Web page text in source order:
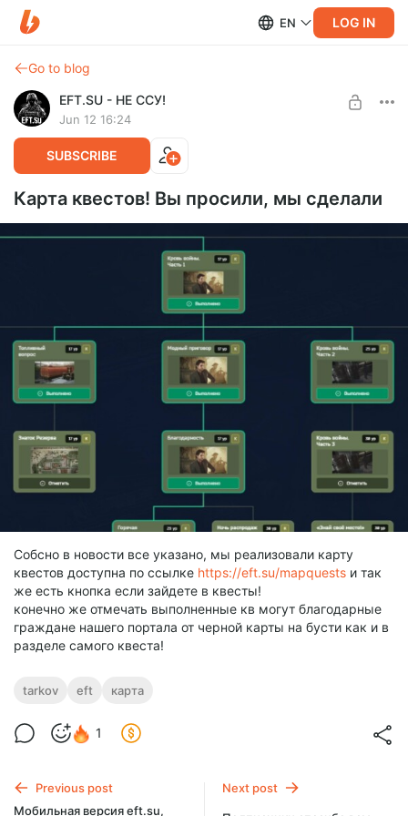
EN LOG IN
Go to blog
EFT.SU - НЕ ССУ!
Jun 12 16:24
SUBSCRIBE
Карта квестов! Вы просили, мы сделали
Собсно в новости все указано, мы реализовали карту
квестов доступна по ссылке https://eft.su/mapquests и так
же есть кнопка если зайдете в квесты!
конечно же отмечать выполненные кв могут благодарные
граждане нашего портала от черной карты на бусти как и в
разделе самого квеста!
tarkov eft карта
1
Previous post
Мобильная версия eft.su,
Next post